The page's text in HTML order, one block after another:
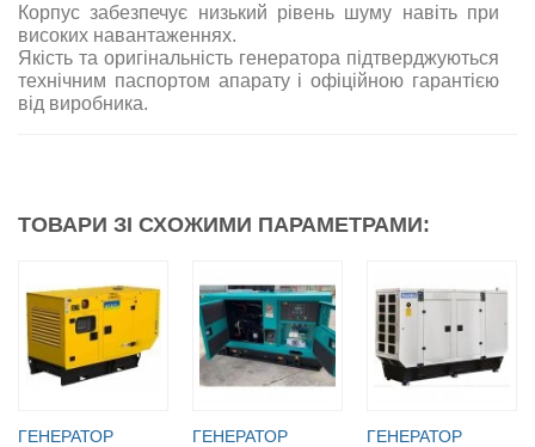
Корпус забезпечує низький рівень шуму навіть при
високих навантаженнях.
Якість та оригінальність генератора підтверджуються
технічним паспортом апарату і офіційною гарантією
від виробника.
ТОВАРИ ЗІ СХОЖИМИ ПАРАМЕТРАМИ:
ГЕНЕРАТОР
ГЕНЕРАТОР
ГЕНЕРАТОР